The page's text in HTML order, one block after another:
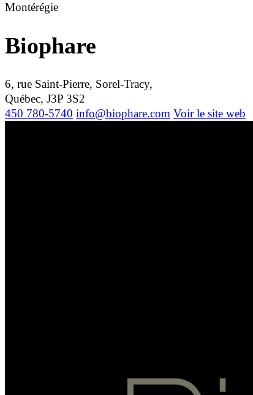
Montérégie
Biophare
6, rue Saint-Pierre, Sorel-Tracy,
Québec, J3P 3S2
450 780-5740 info@biophare.com Voir le site web